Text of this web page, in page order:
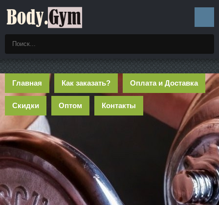
Главная Как заказать? Оплата и Доставка
Скидки Оптом Контакты